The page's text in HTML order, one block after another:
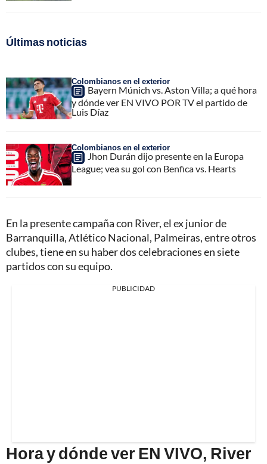
Últimas noticias
Colombianos en el exterior
Bayern Múnich vs. Aston Villa; a qué hora
y dónde ver EN VIVO POR TV el partido de
Luis Díaz
Colombianos en el exterior
Jhon Durán dijo presente en la Europa
League; vea su gol con Benfica vs. Hearts
En la presente campaña con River, el ex junior de
Barranquilla, Atlético Nacional, Palmeiras, entre otros
clubes, tiene en su haber dos celebraciones en siete
partidos con su equipo.
PUBLICIDAD
Hora y dónde ver EN VIVO, River